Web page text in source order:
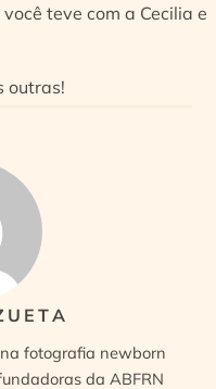
teve com a Cecilia e
outras!
fotografia newborn
da ABFRN